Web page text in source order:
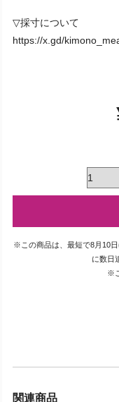
▽採寸について
https://x.gd/
※この商品は、最短で8月10
に数日
※
関連商品